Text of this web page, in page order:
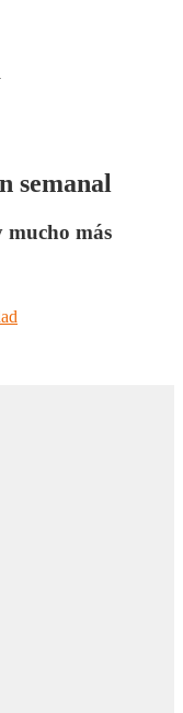
semanal
mucho más